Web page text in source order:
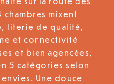
chambres mixent
literie de qualité,
et connectivité
et bien agencées,
5 catégories selon
Une douce